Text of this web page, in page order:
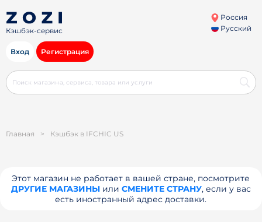
Кэшбэк-сервис
Россия
Русский
Вход Регистрация
Главная > Кэшбэк в IFCHIC US
Этот магазин не работает в вашей стране, посмотрите
ДРУГИЕ МАГАЗИНЫили СМЕНИТЕ СТРАНУ, если у вас
есть иностранный адрес доставки.